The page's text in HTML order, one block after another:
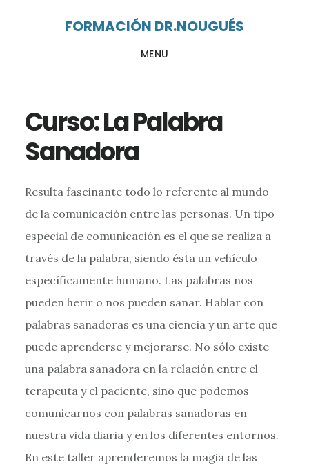
FORMACIÓN DR.NOUGUÉS
MENU
Curso: La Palabra
Sanadora
Resulta fascinante todo lo referente al mundo
de la comunicación entre las personas. Un tipo
especial de comunicación es el que se realiza a
través de la palabra, siendo ésta un vehículo
específicamente humano. Las palabras nos
pueden herir o nos pueden sanar. Hablar con
palabras sanadoras es una ciencia y un arte que
puede aprenderse y mejorarse. No sólo existe
una palabra sanadora en la relación entre el
terapeuta y el paciente, sino que podemos
comunicarnos con palabras sanadoras en
nuestra vida diaria y en los diferentes entornos.
En este taller aprenderemos la magia de las